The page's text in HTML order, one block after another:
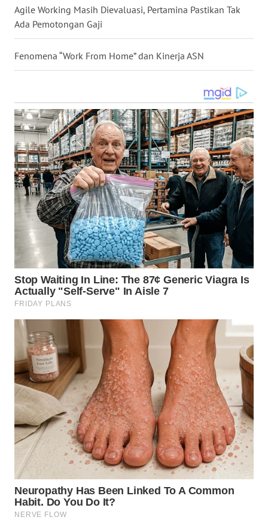
Agile Working Masih Dievaluasi, Pertamina Pastikan Tak
Ada Pemotongan Gaji
Fenomena “Work From Home” dan Kinerja ASN
BOGOR
WN
UTARA
WN
SAMOSIR
WN
PADANG
LAWAS
SUMEDANG
WN
CIANJUR
WN
KEPULAUAN
SERIBU
WN
TANGERANG
WN
BINJAI
CIREBON
WN